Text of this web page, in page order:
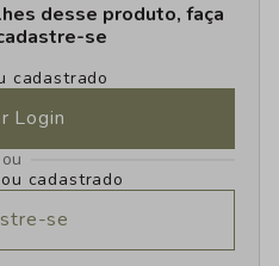
desse produto, faça
se
cadastrado
Login
ou
cadastrado
se